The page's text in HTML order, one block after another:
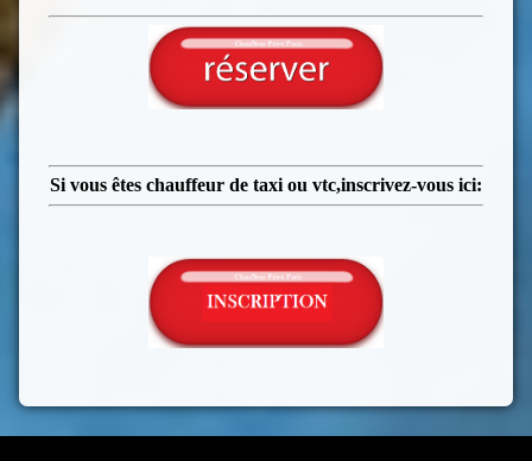
Si vous êtes chauffeur de taxi ou vtc,inscrivez-vous ici: